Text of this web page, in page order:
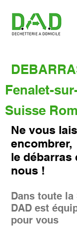
Fenalet-
Suisse
Ne vous
encombrer,
le débarras
nous !
Dans toute la
DAD est
pour vous